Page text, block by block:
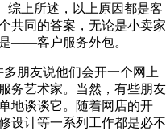
上所述，以上原因都是客
共同的答案，无论是小卖家
——客户服务外包。
朋友说他们会开一个网上
务艺术家。当然，有些朋友
地谈谈它。随着网店的开
设计等一系列工作都是必不